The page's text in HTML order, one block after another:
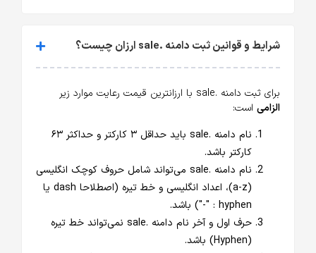
شرایط و قوانین ثبت دامنه .sale ارزان چیست؟
برای ثبت دامنه .sale با ارزانترین قیمت رعایت موارد زیر
الزامی است:
نام دامنه .sale باید حداقل ۳ کارکتر و حداکثر ۶۳
کارکتر باشد.
نام دامنه .sale می‌تواند شامل حروف کوچک انگلیسی
(a-z)، اعداد انگلیسی و خط تیره (اصطلاحا dash یا
hyphen : "-") باشد.
حرف اول و آخر نام دامنه .sale نمی‌تواند خط تیره
(Hyphen) باشد.